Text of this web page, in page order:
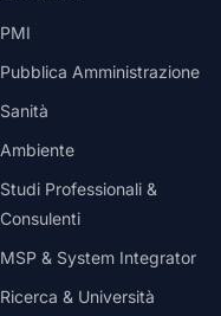
PMI
Pubblica Amministrazione
Sanità
Ambiente
Studi Professionali &
Consulenti
MSP & System Integrator
Ricerca & Università